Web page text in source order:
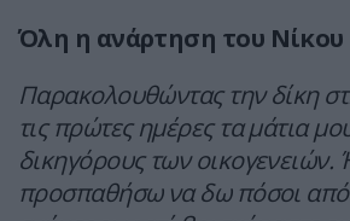
Όλη η ανάρτηση του Νίκου
Παρακολουθώντας την δίκη
τις πρώτες ημέρες τα μάτια
δικηγόρους των οικογενειών.
προσπαθήσω να δω πόσοι από